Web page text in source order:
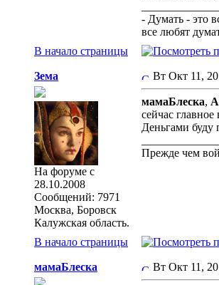
- Думать - это
все любят
В начало страницы
Зема
На форуме с
28.10.2008
Сообщений: 7971
Москва, Боровск
Калужская область.
Вт Окт 11,
мамаБлеска,
сейчас
Деньгами буду
Прежде чем
В начало страницы
мамаБлеска Вт Окт 11,